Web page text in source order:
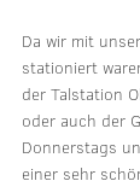
Da wir mit
stationiert
der Talstation
oder auch der
Donnerstags
einer sehr